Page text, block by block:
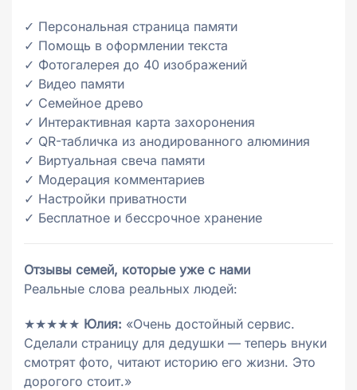
✓ Персональная страница памяти
✓ Помощь в оформлении текста
✓ Фотогалерея до 40 изображений
✓ Видео памяти
✓ Семейное древо
✓ Интерактивная карта захоронения
✓ QR-табличка из анодированного алюминия
✓ Виртуальная свеча памяти
✓ Модерация комментариев
✓ Настройки приватности
✓ Бесплатное и бессрочное хранение
Отзывы семей, которые уже с нами
Реальные слова реальных людей:
★★★★★ Юлия: «Очень достойный сервис.
Сделали страницу для дедушки — теперь внуки
смотрят фото, читают историю его жизни. Это
дорогого стоит.»